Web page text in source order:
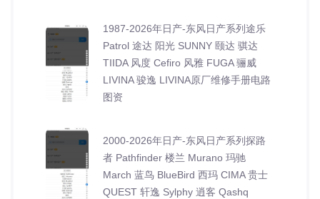
1987-2026年日产-东风日产系列途乐
Patrol 途达 阳光 SUNNY 颐达 骐达
TIIDA 风度 Cefiro 风雅 FUGA 骊威
LIVINA 骏逸 LIVINA原厂维修手册电路
图资
2000-2026年日产-东风日产系列探路
者 Pathfinder 楼兰 Murano 玛驰
March 蓝鸟 BlueBird 西玛 CIMA 贵士
QUEST 轩逸 Sylphy 逍客 Qashq